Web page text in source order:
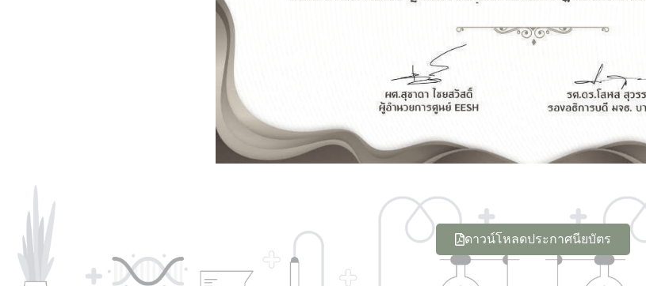
ดาวน์โหลดประกาศนียบัตร